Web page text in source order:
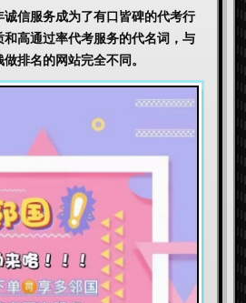
信服务成为了有口皆碑的代考行
高通过率代考服务的代名词，与
排名的网站完全不同。